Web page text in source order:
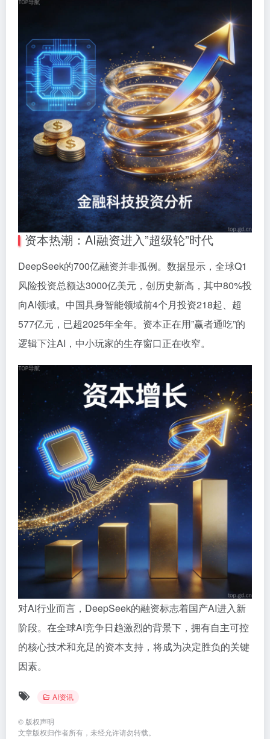
资本热潮：AI融资进入”超级轮”时代
DeepSeek的700亿融资并非孤例。数据显示，全球Q1
风险投资总额达3000亿美元，创历史新高，其中80%投
向AI领域。中国具身智能领域前4个月投资218起、超
577亿元，已超2025年全年。资本正在用”赢者通吃”的
逻辑下注AI，中小玩家的生存窗口正在收窄。
对AI行业而言，DeepSeek的融资标志着国产AI进入新
阶段。在全球AI竞争日趋激烈的背景下，拥有自主可控
的核心技术和充足的资本支持，将成为决定胜负的关键
因素。
AI资讯
© 版权声明
文章版权归作者所有，未经允许请勿转载。